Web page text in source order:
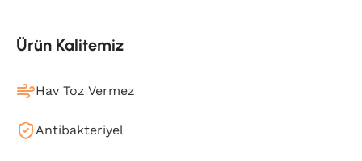
Ürün Kalitemiz
Hav Toz Vermez
Antibakteriyel